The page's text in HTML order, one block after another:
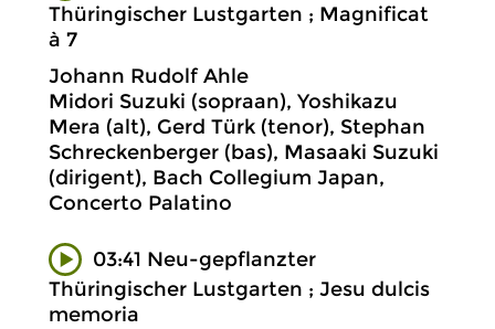
Thüringischer Lustgarten ; Magnificat
à 7
Johann Rudolf Ahle
Midori Suzuki (sopraan), Yoshikazu
Mera (alt), Gerd Türk (tenor), Stephan
Schreckenberger (bas), Masaaki Suzuki
(dirigent), Bach Collegium Japan,
Concerto Palatino
03:41 Neu-gepflanzter
Thüringischer Lustgarten ; Jesu dulcis
memoria